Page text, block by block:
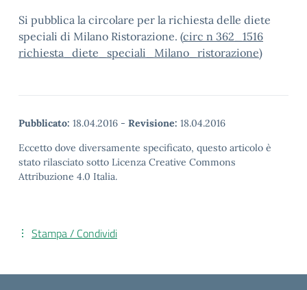
Si pubblica la circolare per la richiesta delle diete
speciali di Milano Ristorazione. (circ n 362_1516
richiesta_diete_speciali_Milano_ristorazione)
Pubblicato: 18.04.2016 - Revisione: 18.04.2016
Eccetto dove diversamente specificato, questo articolo è
stato rilasciato sotto Licenza Creative Commons
Attribuzione 4.0 Italia.
Stampa / Condividi